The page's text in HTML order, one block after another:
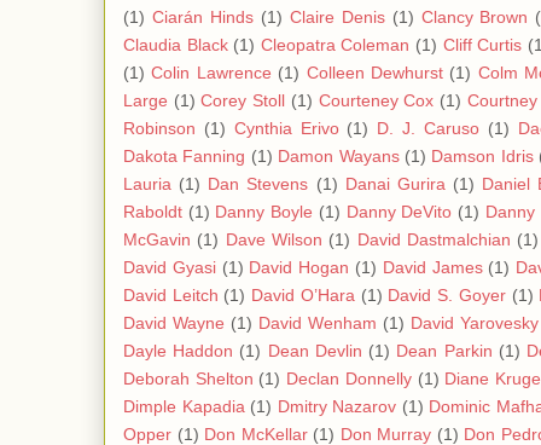
(1) Ciarán Hinds (1) Claire Denis (1) Clancy Brown
Claudia Black (1) Cleopatra Coleman (1) Cliff Curtis
(1) Colin Lawrence (1) Colleen Dewhurst (1) Colm
Large (1) Corey Stoll (1) Courteney Cox (1)
Robinson (1) Cynthia Erivo (1) D. J. Caruso (1)
Dakota Fanning (1) Damon Wayans (1) Damson Idris
Lauria (1) Dan Stevens (1) Danai Gurira (1) Daniel
Raboldt (1) Danny Boyle (1) Danny DeVito (1) Danny
McGavin (1) Dave Wilson (1) David Dastmalchian (1)
David Gyasi (1) David Hogan (1) David James (1)
David Leitch (1) David O’Hara (1) David S. Goyer (1)
David Wayne (1) David Wenham (1) David Yarovesky
Dayle Haddon (1) Dean Devlin (1) Dean Parkin (1)
Deborah Shelton (1) Declan Donnelly (1) Diane
Dimple Kapadia (1) Dmitry Nazarov (1) Dominic
Opper (1) Don McKellar (1) Don Murray (1) Don